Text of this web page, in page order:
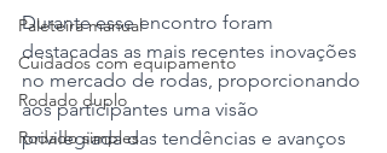
Paleteira manual
Cuidados com equipamento
Rodado duplo
Rodado simples
Durante esse encontro foram
destacadas as mais recentes inovações
no mercado de rodas, proporcionando
aos participantes uma visão
privilegiada das tendências e avanços